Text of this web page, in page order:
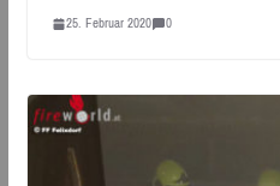
25. Februar 2020 0